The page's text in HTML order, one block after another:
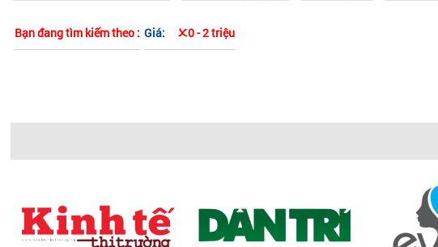
Bạn đang tìm kiếm theo : Giá: 0 - 2 triệu